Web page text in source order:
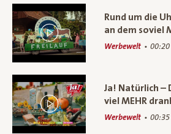
Rund um die
an dem soviel
Werbewelt 00:20
Ja! Natürlich –
viel MEHR
Werbewelt 00:35